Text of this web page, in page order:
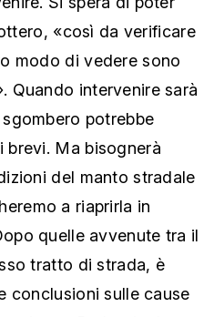
«così da verificare
modo di vedere sono
Quando intervenire sarà
potrebbe
brevi. Ma bisognerà
del manto stradale
a riaprirla in
quelle avvenute tra il
tratto di strada, è
conclusioni sulle cause